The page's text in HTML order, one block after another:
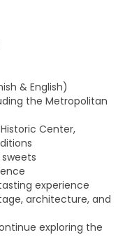
et des sites
fascinantes,
cachées qui
de Quito.
les passionnés de
l’histoire : c’est
ses
son patrimoine
Quito n’est pas
& English)
the Metropolitan
Center,
experience
architecture, and
exploring the